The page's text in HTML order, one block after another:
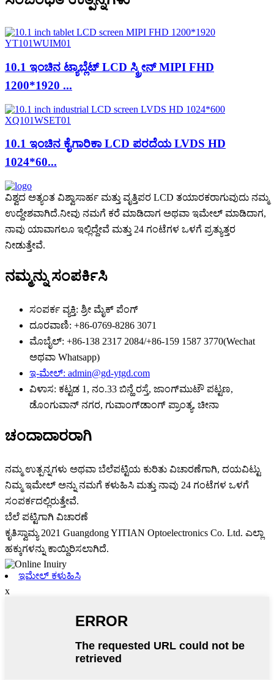
10.1 ಇಂಚಿನ ಟ್ಯಾಬ್ಲೆಟ್ LCD ಸ್ಕ್ರೀನ್ MIPI FHD
1200*1920 ...
10.1 ಇಂಚಿನ ಕೈಗಾರಿಕಾ LCD ಪರದೆಯ LVDS HD
1024*60...
ವಿಶ್ವದ ಅತ್ಯಂತ ವಿಶ್ವಾಸಾರ್ಹ ಮತ್ತು ವೃತ್ತಿಪರ LCD ತಯಾರಕರಾಗುವುದು ನಮ್ಮ
ಉದ್ದೇಶವಾಗಿದೆ.ನೀವು ನಮಗೆ ಕರೆ ಮಾಡಿದಾಗ ಅಥವಾ ಇಮೇಲ್ ಮಾಡಿದಾಗ,
ನಾವು ಯಾವಾಗಲೂ ಇಲ್ಲಿದ್ದೇವೆ ಮತ್ತು 24 ಗಂಟೆಗಳ ಒಳಗೆ ಪ್ರತ್ಯುತ್ತರ
ನೀಡುತ್ತೇವೆ.
ನಮ್ಮನ್ನು ಸಂಪರ್ಕಿಸಿ
ಸಂಪರ್ಕ ವ್ಯಕ್ತಿ: ಶ್ರೀ ಮೈಕ್ ಪೆಂಗ್
ದೂರವಾಣಿ: +86-0769-8286 3071
ಮೊಬೈಲ್: +86-138 2317 2084/+86-159 1587 3770(Wechat
ಅಥವಾ Whatsapp)
ಇ-ಮೇಲ್: admin@gd-ytgd.com
ವಿಳಾಸ: ಕಟ್ಟಡ 1, ನಂ.33 ಬಿನ್ಹೆ ರಸ್ತೆ, ಜಾಂಗ್‌ಮುಟೌ ಪಟ್ಟಣ,
ಡೊಂಗುವಾನ್ ನಗರ, ಗುವಾಂಗ್‌ಡಾಂಗ್ ಪ್ರಾಂತ್ಯ, ಚೀನಾ
ಚಂದಾದಾರರಾಗಿ
ನಮ್ಮ ಉತ್ಪನ್ನಗಳು ಅಥವಾ ಬೆಲೆಪಟ್ಟಿಯ ಕುರಿತು ವಿಚಾರಣೆಗಾಗಿ, ದಯವಿಟ್ಟು
ನಿಮ್ಮ ಇಮೇಲ್ ಅನ್ನು ನಮಗೆ ಕಳುಹಿಸಿ ಮತ್ತು ನಾವು 24 ಗಂಟೆಗಳ ಒಳಗೆ
ಸಂಪರ್ಕದಲ್ಲಿರುತ್ತೇವೆ.
ಬೆಲೆ ಪಟ್ಟಿಗಾಗಿ ವಿಚಾರಣೆ
ಕೃತಿಸ್ವಾಮ್ಯ 2021 Guangdong YITIAN Optoelectronics Co. Ltd. ಎಲ್ಲಾ
ಹಕ್ಕುಗಳನ್ನು ಕಾಯ್ದಿರಿಸಲಾಗಿದೆ.
ಇಮೇಲ್ ಕಳುಹಿಸಿ
x